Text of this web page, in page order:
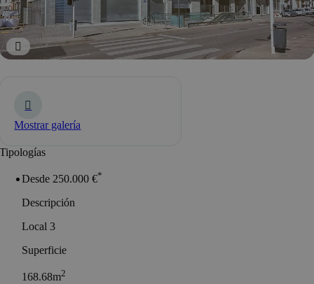
Mostrar galería
Tipologías
Desde 250.000 €*
Descripción
Local 3
Superficie
168.68m2